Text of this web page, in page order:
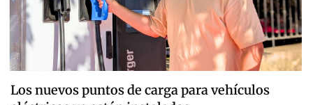
Los nuevos puntos de carga para vehículos